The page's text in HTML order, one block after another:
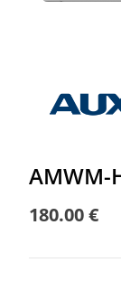
AMWM-
180.00€